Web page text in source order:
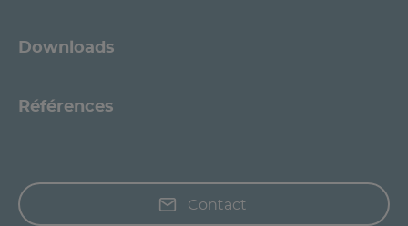
Downloads
Références
Contact